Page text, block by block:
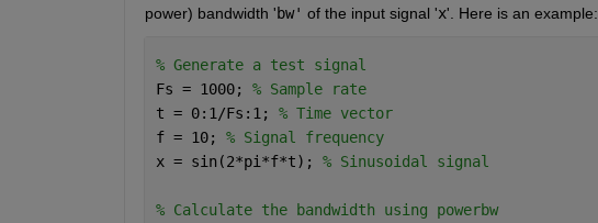
power) bandwidth 'bw' of the input signal 'x'. Here is an example:
% Generate a test signal
Fs = 1000; % Sample rate
t = 0:1/Fs:1; % Time vector
f = 10; % Signal frequency
x = sin(2*pi*f*t); % Sinusoidal signal
% Calculate the bandwidth using powerbw